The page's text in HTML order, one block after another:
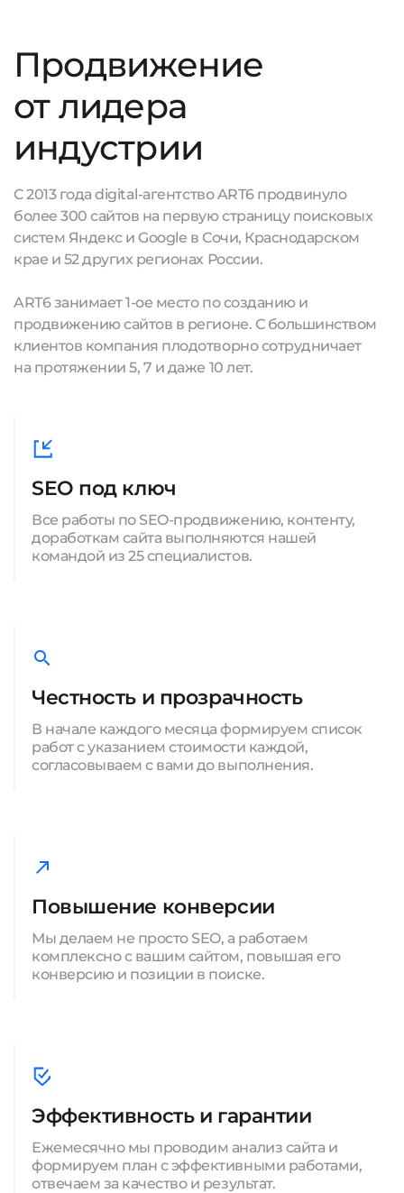
Продвижение
от лидера
индустрии
С 2013 года digital-агентство ART6 продвинуло
более 300 сайтов на первую страницу поисковых
систем Яндекс и Google в Сочи, Краснодарском
крае и 52 других регионах России.
ART6 занимает 1-ое место по созданию и
продвижению сайтов в регионе. С большинством
клиентов компания плодотворно сотрудничает
на протяжении 5, 7 и даже 10 лет.
SEO под ключ
Все работы по SEO-продвижению, контенту,
доработкам сайта выполняются нашей
командой из 25 специалистов.
Честность и прозрачность
В начале каждого месяца формируем список
работ с указанием стоимости каждой,
согласовываем с вами до выполнения.
Повышение конверсии
Мы делаем не просто SEO, а работаем
комплексно с вашим сайтом, повышая его
конверсию и позиции в поиске.
Эффективность и гарантии
Ежемесячно мы проводим анализ сайта и
формируем план с эффективными работами,
отвечаем за качество и результат.